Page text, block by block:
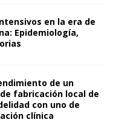
en la era de
Epidemiología,
de un
fabricación local de
con uno de
clínica